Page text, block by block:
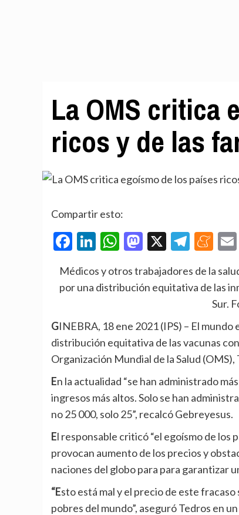
La OMS critica
ricos y de las
Compartir esto:
Facebook
LinkedIn
WhatsApp
Mastodon
X
Médicos y otros trabajadores de la
por una distribución equitativa de las
Sur.
GINEBRA, 18 ene 2021 (IPS) – El mundo
distribución equitativa de las vacunas
Organización Mundial de la Salud
En la actualidad “se han administrado más de 39 millones de dosis de vacunas en al menos 49 países de
ingresos más altos. Solo se han
no 25 000, solo 25”, recalcó Gebreyesus.
El responsable criticó “el egoísmo de los países ricos y las farmacéuticas”, con contratos bilaterales que
provocan aumento de los precios y
naciones del globo para para garantizar
“Esto está mal y el precio de este fracaso se pagará con vidas y medios de subsistencia en los países más
pobres del mundo”, aseguró Tedros en